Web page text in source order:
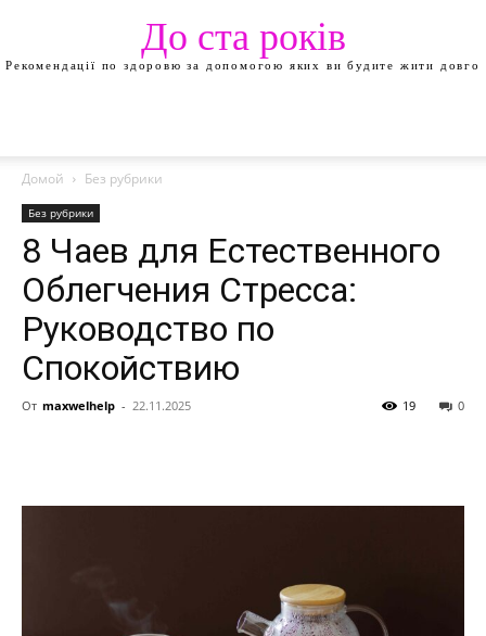
До ста років
Рекомендації по здоровю за допомогою яких ви будите жити довго
Домой Без рубрики
Без рубрики
8 Чаев для Естественного
Облегчения Стресса:
Руководство по
Спокойствию
От maxwelhelp - 22.11.2025 0
19